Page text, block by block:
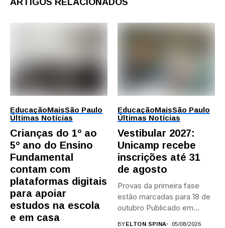
ARTIGOS RELACIONADOS
EducaçãoMaisSão Paulo
Últimas Notícias
Crianças do 1º ao
5º ano do Ensino
Fundamental
contam com
plataformas digitais
para apoiar
estudos na escola
e em casa
EducaçãoMaisSão Paulo
Últimas Notícias
Vestibular 2027:
Unicamp recebe
inscrições até 31
de agosto
Provas da primeira fase
estão marcadas para 18 de
outubro Publicado em...
BYELTON SPINA 05/08/2026